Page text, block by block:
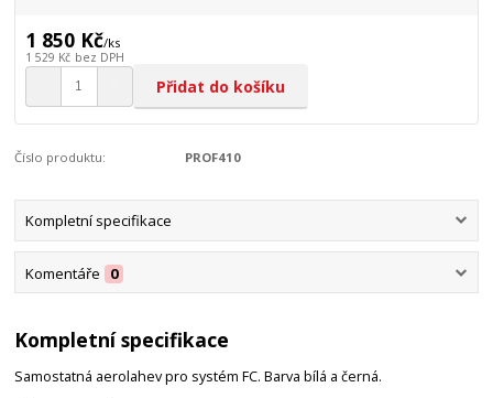
1 850 Kč/ks
1 529 Kč bez DPH
Přidat do košíku
Číslo produktu: PROF410
Kompletní specifikace
Komentáře 0
Kompletní specifikace
Samostatná aerolahev pro systém FC. Barva bílá a černá.